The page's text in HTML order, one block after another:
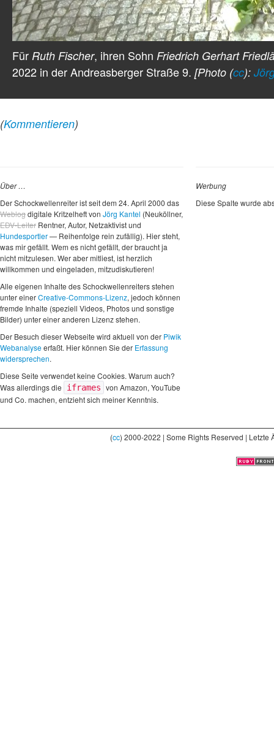
Für Ruth Fischer, ihren Sohn Friedrich Gerhart
2022 in der Andreasberger Straße 9. [Photo (cc):
(Kommentieren)
Über …
Der Schockwellenreiter ist seit dem 24. April 2000 das
Weblogdigitale Kritzelheft von Jörg Kantel (Neuköllner,
EDV-Leiter Rentner, Autor, Netzaktivist und
Hundesportler— Reihenfolge rein zufällig). Hier steht,
was mir gefällt. Wem es nicht gefällt, der braucht ja
nicht mitzulesen. Wer aber mitliest, ist herzlich
willkommen und eingeladen, mitzudiskutieren!
Alle eigenen Inhalte des Schockwellenreiters stehen
unter einerCreative-Commons-Lizenz, jedoch können
fremde Inhalte (speziell Videos, Photos und sonstige
Bilder) unter einer anderen Lizenz stehen.
Der Besuch dieser Webseite wird aktuell von der Piwik
Webanalyseerfaßt. Hier können Sie der Erfassung
widersprechen.
Diese Seite verwendet keine Cookies. Warum auch?
Was allerdings die
iframes von Amazon, YouTube
und Co. machen, entzieht sich meiner Kenntnis.
Werbung
Diese Spalte wurde
(cc) 2000-2022 | Some Rights Reserved |